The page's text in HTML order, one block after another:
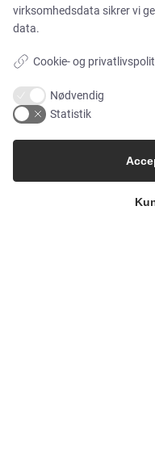
Pharma & Biotech – Multi-
Pharma & Biotech –
Cleanroom
virksomhedsdata sikrer vi
data.
Cookie- og
Nødvendig
Statistik